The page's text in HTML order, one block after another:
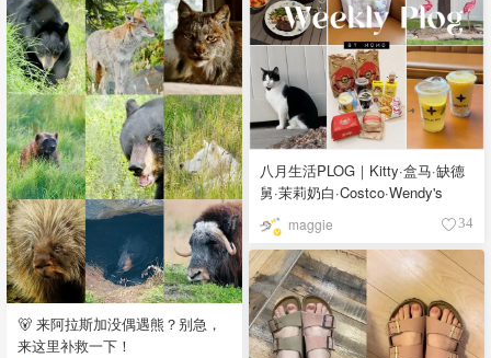
八月生活PLOG｜Kitty·盒马·缺德
舅·茉莉奶白·Costco·Wendy's
maggie 34
🐻 来阿拉斯加没偶遇熊？别急，
来这里补救一下！